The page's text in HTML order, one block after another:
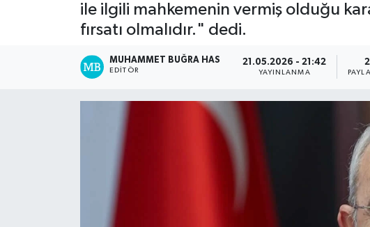
ile ilgili mahkemenin vermiş olduğu
fırsatı olmalıdır." dedi.
MUHAMMET BUĞRA HAS
EDITÖR
21.05.2026 - 21:42
YAYINLANMA
2
Tüm Manşetler
Haber Arşivi